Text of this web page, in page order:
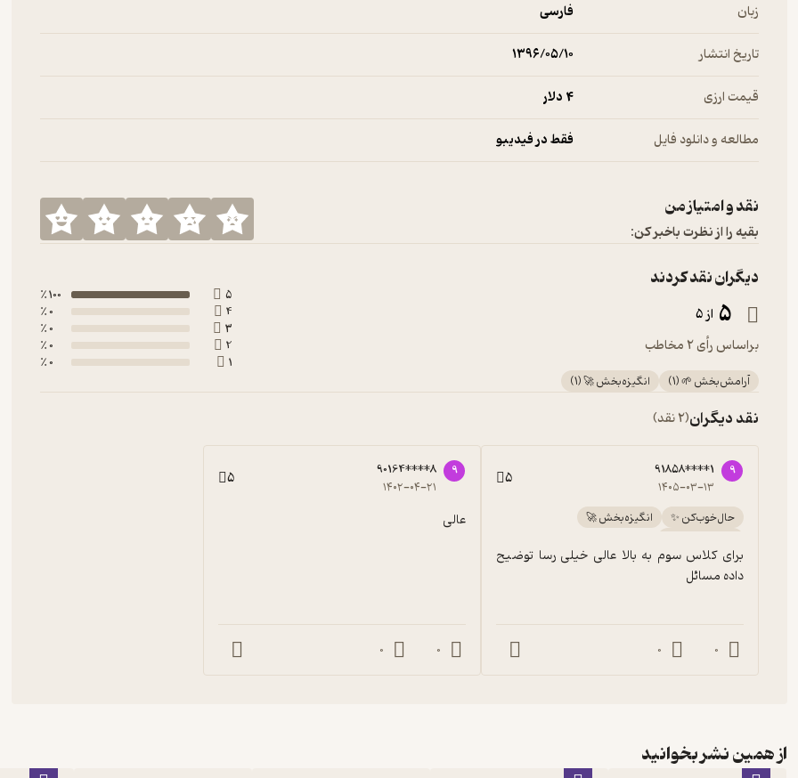
زبان فارسی
تاریخ انتشار ۱۳۹۶/۰۵/۱۰
قیمت ارزی 4 دلار
مطالعه و دانلود فایل فقط در فیدیبو
نقد و امتیاز من
بقیه را از نظرت باخبر کن:
دیگران نقد کردند
5 از 5
براساس رأی 2 مخاطب
آرامش‌بخش 🌱(
1
) انگیزه‌بخش 🚀(
1
)
5
100 ٪
4
0 ٪
3
0 ٪
2
0 ٪
1
0 ٪
نقد دیگران(2 نقد)
9
91858****1
۱۴۰۵-۰۳-۱۳ 5
حال‌خوب‌کن ✨
انگیزه‌بخش 🚀
داده مسائل
0
0
9
90164****8
۱۴۰۲-۰۴-۲۱ 5
عالی
0
0
از همین نشر بخوانید